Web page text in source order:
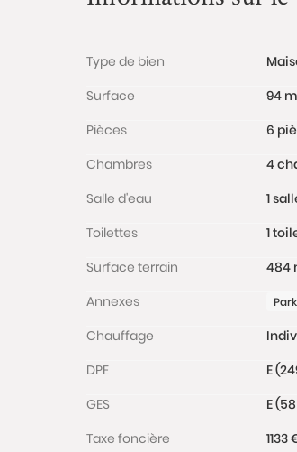
Type de bien
Surface
94
Pièces
6
Chambres
4
Salle d'eau
1
Toilettes
1
Surface terrain
484
Annexes
Chauffage
DPE
E
GES
E
Taxe foncière
1133